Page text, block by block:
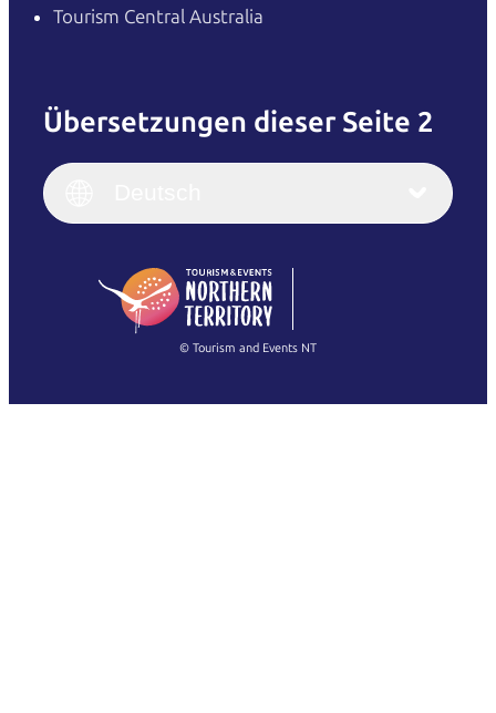
Tourism Central Australia
Übersetzungen dieser Seite 2
English
(Singapore)
Français
Italiano
繁體中文
© Tourism and Events NT